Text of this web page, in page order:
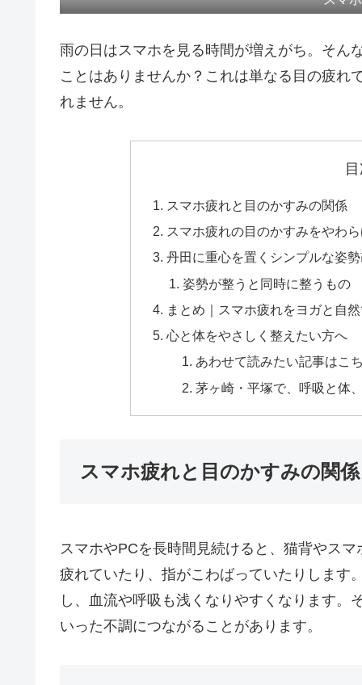
雨の日はスマホを見る時間が増えがち。そん
ことはありませんか？これは単なる目の疲れ
れません。
スマホ疲れと目のかすみの関係
スマホ疲れの目のかすみをやわ
丹田に重心を置くシンプルな姿
姿勢が整うと同時に整うもの
まとめ｜スマホ疲れをヨガと自
心と体をやさしく整えたい方へ
あわせて読みたい記事はこ
茅ヶ崎・平塚で、呼吸と体
スマホ疲れと目のかすみの関係
スマホやPCを長時間見続けると、猫背やス
疲れていたり、指がこわばっていたりします
し、血流や呼吸も浅くなりやすくなります
いった不調につながることがあります。